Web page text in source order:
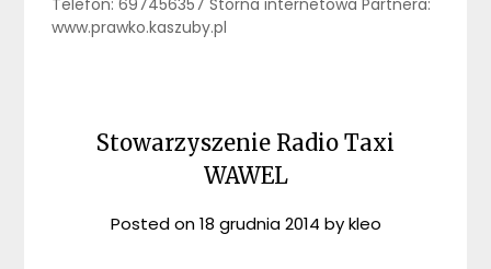
Telefon: 697456357 Storna internetowa Partnera:
www.prawko.kaszuby.pl
Stowarzyszenie Radio Taxi
WAWEL
Posted on18 grudnia 2014 bykleo